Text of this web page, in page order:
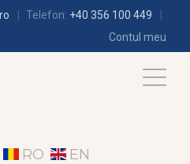
Telefon: +40 356 100 449
Contul meu
RO EN